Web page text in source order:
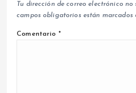
Tu dirección de correo electrónico no
campos obligatorios están marcados
Comentario *